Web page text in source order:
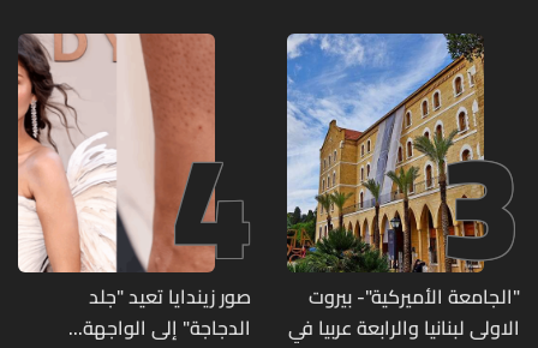
3
"الجامعة الأميركية"- بيروت
الاولى لبنانيا والرابعة عربيا في
4
صور زيندايا تعيد "جلد
الدجاجة" إلى الواجهة...